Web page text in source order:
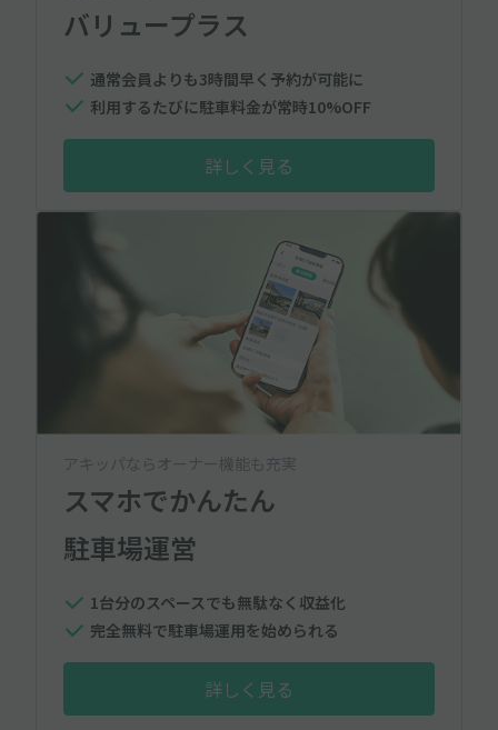
バリュープラス
通常会員よりも3時間早く予約が可能に
利用するたびに駐車料金が常時10%OFF
詳しく見る
アキッパならオーナー機能も充実
スマホでかんたん
駐車場運営
1台分のスペースでも無駄なく収益化
完全無料で駐車場運用を始められる
詳しく見る